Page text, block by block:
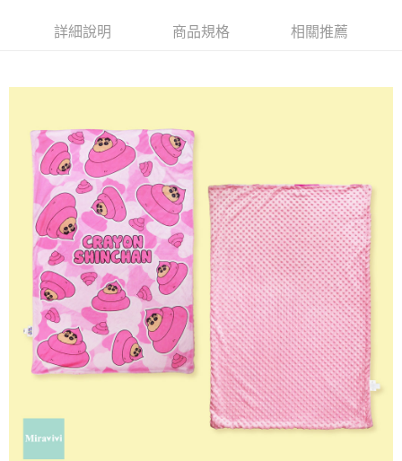
２．便利：只要手機號碼，簡訊認證，即可結帳。
３．收到繳費通知簡訊後14天內，點擊此簡訊中的連結，可透過四大超商／
ATM／網路銀行／等多元方式進行付款，方視為交易完成。
※ 請注意：結帳手續完成當下不需立刻繳費，但若您需要取消訂單，請聯絡
購買商品的店家。未經商家同意取消之訂單仍視為有效，需透過AFTEE先享
後付繳納相關費用。
※ 交易是否成功請以「AFTEE先享後付 」之結帳頁面顯示為準，若有關於
是否繳費成功／繳費後需取消欲退款等相關疑問，請聯繫「AFTEE先享後付
客戶支援中心」https://netprotections.freshdesk.com/support/home
【注意事項】
１．透過由恩沛科技股份有限公司提供之「AFTEE先享後付」服務完成之交
易，需依本服務之必要範圍內提供個人資料，並將交易相關給付款項請求債
權轉讓予恩沛科技股份有限公司。
２．關於個人資料處理事宜，請瀏覽以下網址：
https://aftee.tw/terms/#terms3
３．未成年的使用者請事先徵得法定代理人或監護人之同意方可使用
「AFTEE先享後付」，若未經同意申辦者引起之損失，本公司不負相關責
任。
４．使用「AFTEE先享後付」時，將依據個別帳號之用戶狀況，依本公司即
每筆NT$60，滿NT$499(含以上)免運費
7-11付款取貨
每筆NT$60，滿NT$499(含以上)免運費
付款後7-11取貨
每筆NT$60，滿NT$499(含以上)免運費
宅配
每筆NT$120，滿NT$499(含以上)免運費
海外宅配 查看運費
詳細說明 商品規格 相關推薦